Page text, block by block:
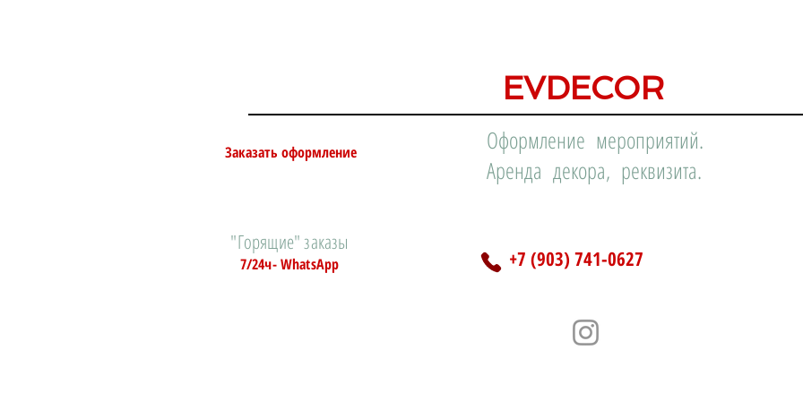
EVDECOR
Заказать оформление
"Горящие" заказы
7/24ч- WhatsApp
Оформление мероприятий.
Аренда декора, реквизита.
+7 (903) 741-0627